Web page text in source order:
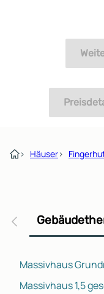
› Häuser›
Massivhaus
Massivhaus 1,5